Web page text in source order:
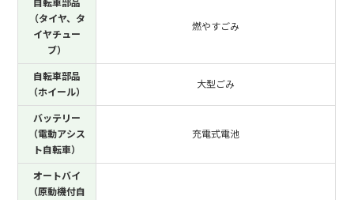
自転車部品
（タイヤ、タ
イヤチュー
ブ）
燃やすごみ
自転車部品
（ホイール）
大型ごみ
バッテリー
（電動アシス
ト自転車）
充電式電池
オートバイ
（原動機付自